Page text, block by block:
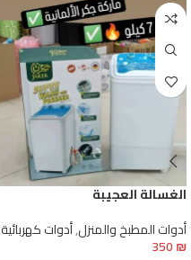
الغسالة العجيبة
أدوات المطبخ والمنزل,أدوات كهربائية
350₪